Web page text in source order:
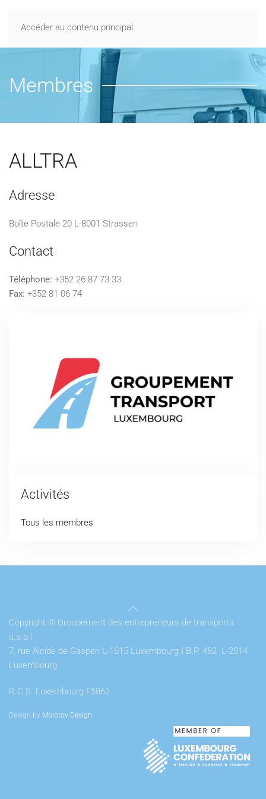
Accéder au contenu principal
Membres
ALLTRA
Adresse
Boîte Postale 20 L-8001 Strassen
Contact
Téléphone: +352 26 87 73 33
Fax: +352 81 06 74
Activités
Tous les membres
Copyright © Groupement des entrepreneurs de transports
a.s.b.l.
7, rue Alcide de Gasperi L-1615 Luxembourg
B.P. 482 L-2014
Luxembourg
R.C.S. Luxembourg F5862
Design by Molotov Design